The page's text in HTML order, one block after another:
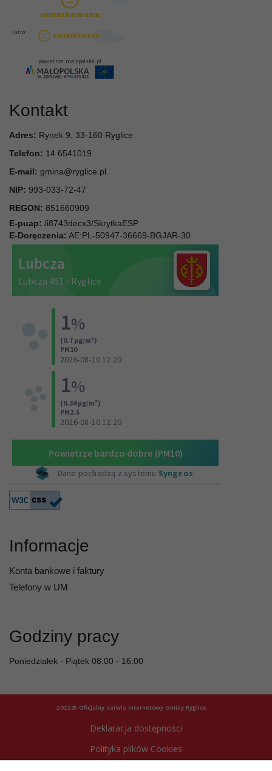
Kontakt
Adres: Rynek 9, 33-160 Ryglice
Telefon: 14 6541019
E-mail: gmina@ryglice.pl
NIP: 993-033-72-47
REGON: 851660909
E-puap: /i8743decx3/SkrytkaESP
E-Doręczenia: AE:PL-50947-36669-BGJAR-30
Informacje
Konta bankowe i faktury
Telefony w UM
Godziny pracy
Poniedziałek - Piątek 08:00 - 16:00
2022@ Oficjalny serwis internetowy Gminy Ryglice
Deklaracja dostępności
Polityka plików Cookies